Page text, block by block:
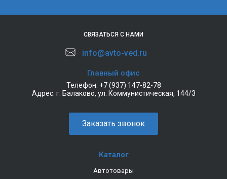
СВЯЗАТЬСЯ С НАМИ
info@avto-ved.ru
Главный офис
Телефон: +7 (937) 147-82-78
Адрес: г. Балаково, ул. Коммунистическая, 144/3
Заказать звонок
Каталог
Автотовары